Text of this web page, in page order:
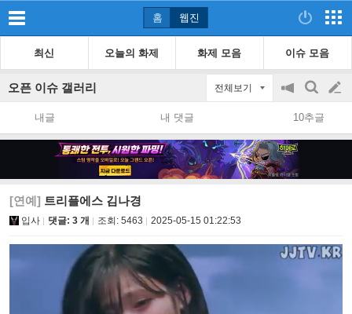
홈 웹진
최신 오늘의 화제 화제 모음 이슈 모음
오픈 이슈 갤러리 전체보기
공
지
on/off
검
색
글
쓰
내글 내 댓글 10추글
[연예] 트리플에스 김나경
입사 댓글: 3 개 조회: 5463 2025-05-15 01:22:53